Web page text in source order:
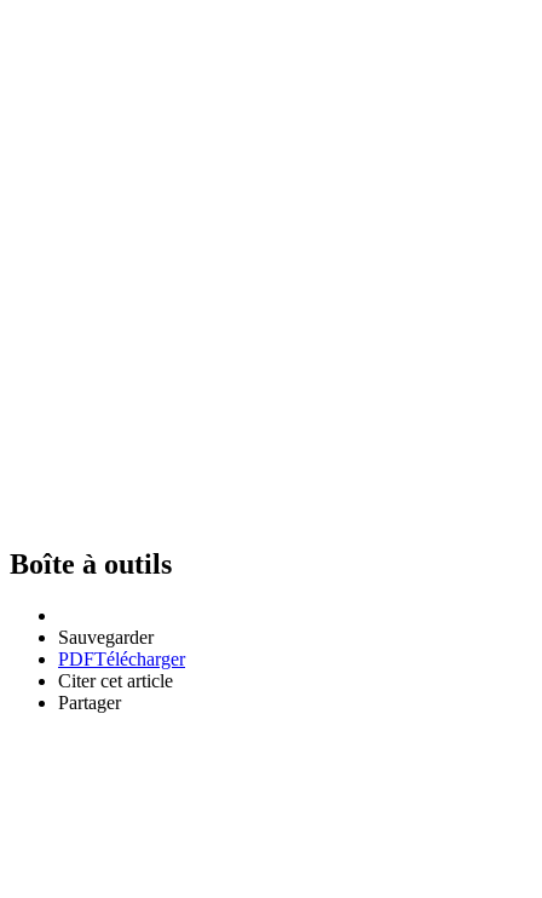
Boîte à outils
Sauvegarder
PDFTélécharger
Citer cet article
Partager